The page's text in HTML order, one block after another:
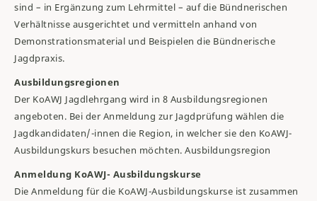
sind – in Ergänzung zum Lehrmittel – auf die Bündnerischen
Verhältnisse ausgerichtet und vermitteln anhand von
Demonstrationsmaterial und Beispielen die Bündnerische
Jagdpraxis.
Ausbildungsregionen
Der KoAWJ Jagdlehrgang wird in 8 Ausbildungsregionen
angeboten. Bei der Anmeldung zur Jagdprüfung wählen die
Jagdkandidaten/-innen die Region, in welcher sie den KoAWJ-
Ausbildungskurs besuchen möchten. Ausbildungsregion
Anmeldung KoAWJ- Ausbildungskurse
Die Anmeldung für die KoAWJ-Ausbildungskurse ist zusammen